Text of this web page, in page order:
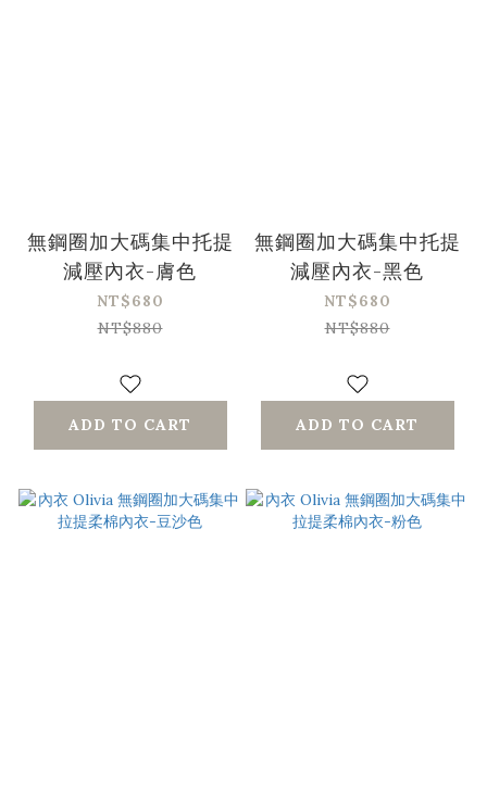
無鋼圈加大碼集中托提
減壓內衣-膚色
NT$680
NT$880
ADD TO CART
無鋼圈加大碼集中托提
減壓內衣-黑色
NT$680
NT$880
ADD TO CART